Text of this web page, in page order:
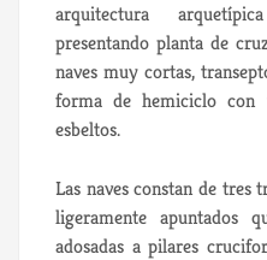
arquitectura
presentando planta de
naves muy cortas,
forma de hemiciclo con
esbeltos.
Las naves constan de tres
ligeramente apuntados
adosadas a pilares